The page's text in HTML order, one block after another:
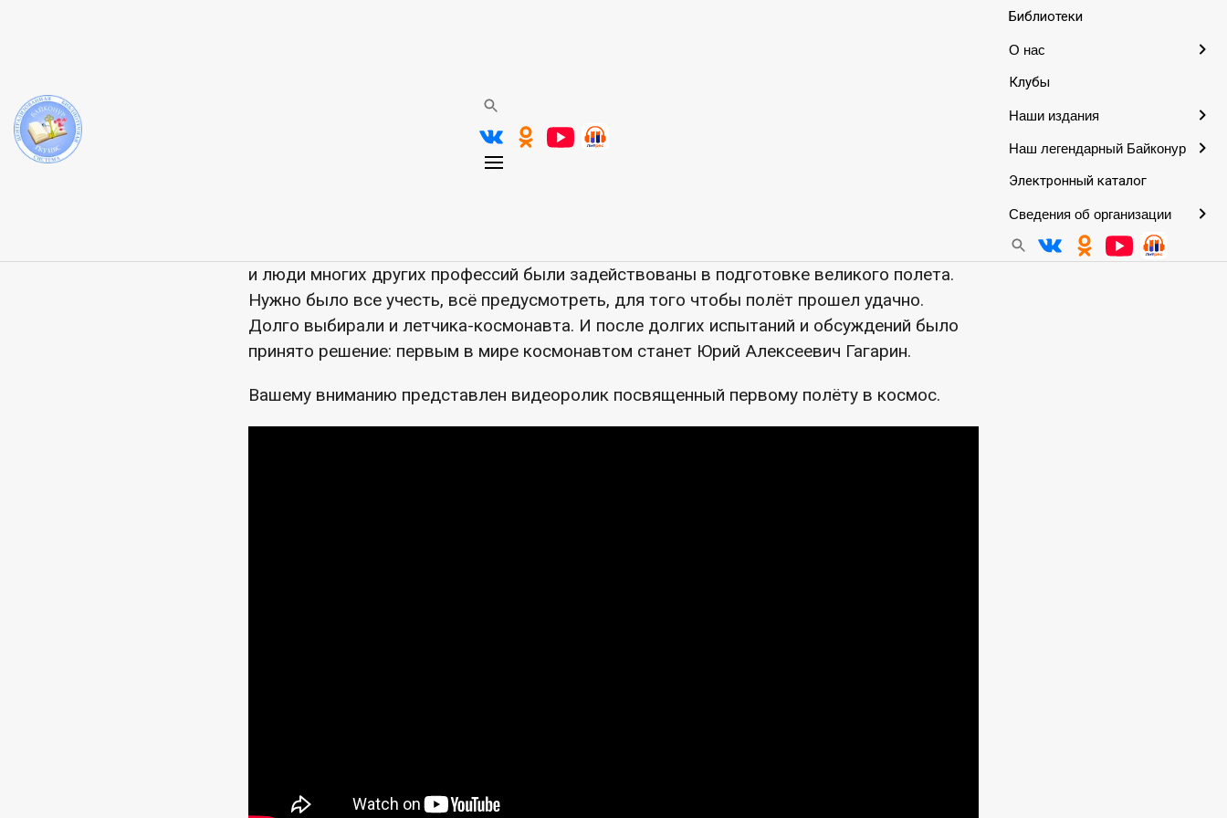
Библиотеки
О нас
Клубы
Наши издания
Наш легендарный Байконур
Электронный каталог
Сведения об организации
Что же такое День космонавтики — это памятная дата, отмечаемая 12 апреля,
установленная в ознаменование первого полёта человека в космос.
и люди многих других профессий были задействованы в подготовке великого полета.
Нужно было все учесть, всё предусмотреть, для того чтобы полёт прошел удачно.
Долго выбирали и летчика-космонавта. И после долгих испытаний и обсуждений было
принято решение: первым в мире космонавтом станет Юрий Алексеевич Гагарин.
Вашему вниманию представлен видеоролик посвященный первому полёту в космос.